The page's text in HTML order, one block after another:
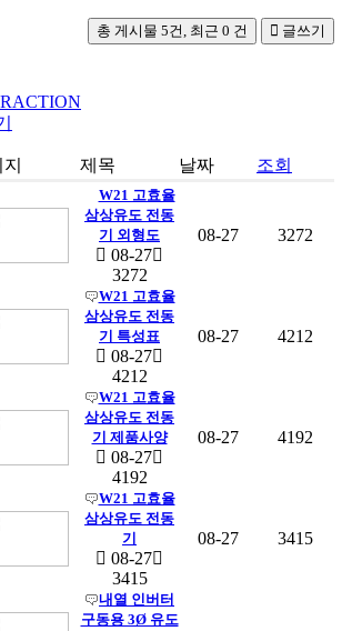
총 게시물 5건, 최근 0 건 글쓰기
제목 날짜 조회
W21 고효율
삼상유도 전동
기 외형도
08-27
3272
08-27 3272
W21 고효율
삼상유도 전동
기 특성표
08-27
4212
08-27 4212
W21 고효율
삼상유도 전동
기 제품사양
08-27
4192
08-27 4192
W21 고효율
삼상유도 전동
기
08-27
3415
08-27 3415
내열 인버터
구동용 3Ø 유도